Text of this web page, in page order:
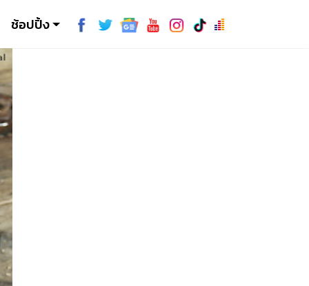
ช้อปปิ้ง